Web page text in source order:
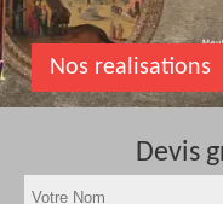
Nos realisations
Devis